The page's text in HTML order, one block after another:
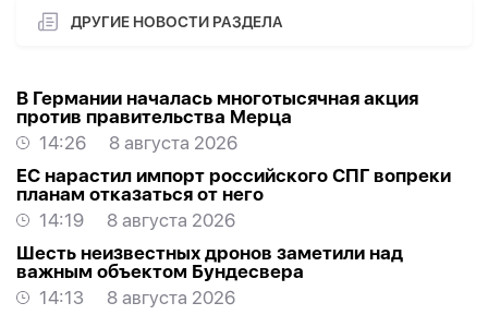
ДРУГИЕ НОВОСТИ РАЗДЕЛА
В Германии началась многотысячная акция
против правительства Мерца
14:26
8 августа 2026
ЕС нарастил импорт российского СПГ вопреки
планам отказаться от него
14:19
8 августа 2026
Шесть неизвестных дронов заметили над
важным объектом Бундесвера
14:13
8 августа 2026